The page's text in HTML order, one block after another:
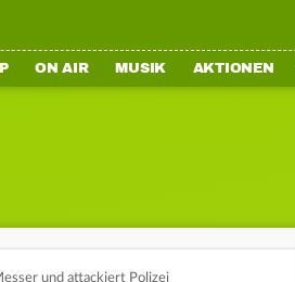
ON AIR MUSIK AKTIONEN
und attackiert Polizei